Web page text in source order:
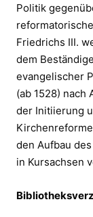
Politik
Friedrichs III.
dem
evangelischer
(ab 1528) nach
der Initiierung
den Aufbau
in Kursachsen